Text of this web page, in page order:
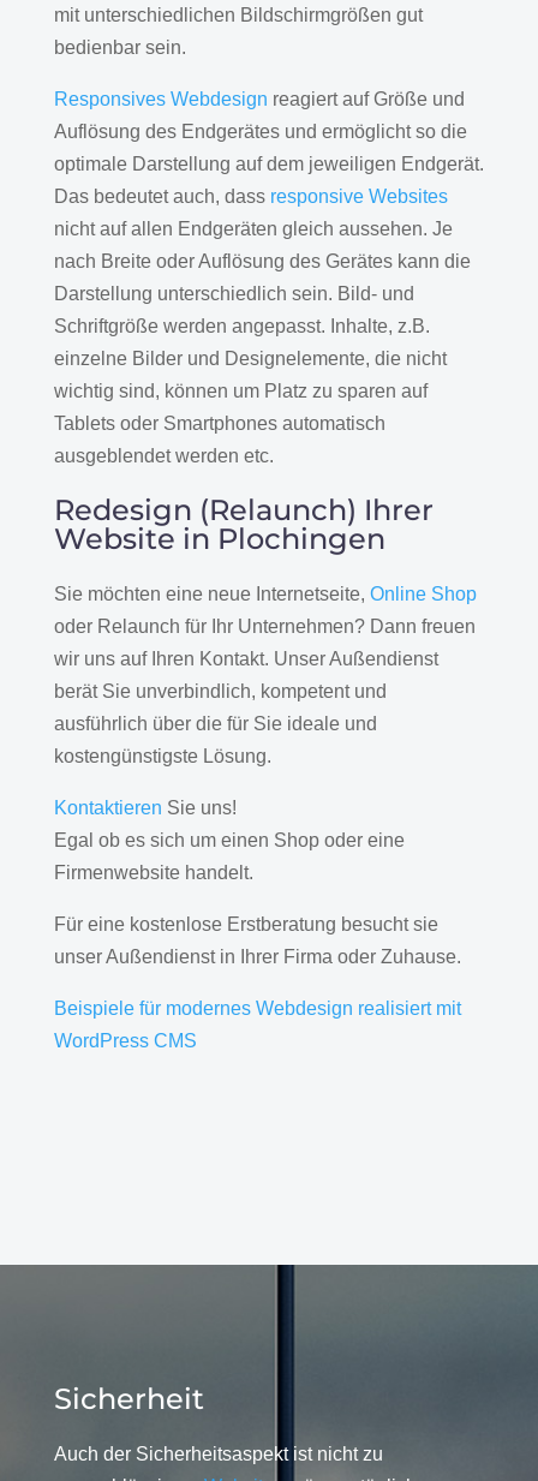
mit unterschiedlichen Bildschirmgrößen gut
bedienbar sein.
Responsives Webdesign reagiert auf Größe und
Auflösung des Endgerätes und ermöglicht so die
optimale Darstellung auf dem jeweiligen Endgerät.
Das bedeutet auch, dass responsive Websites
nicht auf allen Endgeräten gleich aussehen. Je
nach Breite oder Auflösung des Gerätes kann die
Darstellung unterschiedlich sein. Bild- und
Schriftgröße werden angepasst. Inhalte, z.B.
einzelne Bilder und Designelemente, die nicht
wichtig sind, können um Platz zu sparen auf
Tablets oder Smartphones automatisch
ausgeblendet werden etc.
Redesign (Relaunch) Ihrer
Website in Plochingen
Sie möchten eine neue Internetseite, Online Shop
oder Relaunch für Ihr Unternehmen? Dann freuen
wir uns auf Ihren Kontakt. Unser Außendienst
berät Sie unverbindlich, kompetent und
ausführlich über die für Sie ideale und
kostengünstigste Lösung.
Kontaktieren Sie uns!
Egal ob es sich um einen Shop oder eine
Firmenwebsite handelt.
Für eine kostenlose Erstberatung besucht sie
unser Außendienst in Ihrer Firma oder Zuhause.
Beispiele für modernes Webdesign realisiert mit
WordPress CMS
Sicherheit
Auch der Sicherheitsaspekt ist nicht zu